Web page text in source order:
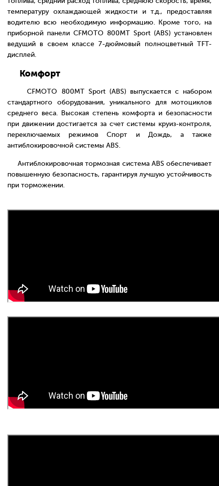
температуру охлаждающей жидкости и т.д., предоставляя
водителю всю необходимую информацию. Кроме того, на
приборной панели CFMOTO 800MT Sport (ABS) установлен
ведущий в своем классе 7-дюймовый полноцветный TFT-
дисплей.
Комфорт
CFMOTO 800MT Sport (ABS) выпускается с набором
стандартного оборудования, уникального для мотоциклов
среднего веса. Высокая степень комфорта и безопасности
при движении достигается за счет системы круиз-контроля,
переключаемых режимов Спорт и Дождь, а также
антиблокировочной системы ABS.
Антиблокировочная тормозная система ABS обеспечивает
повышенную безопасность, гарантируя лучшую устойчивость
при торможении.